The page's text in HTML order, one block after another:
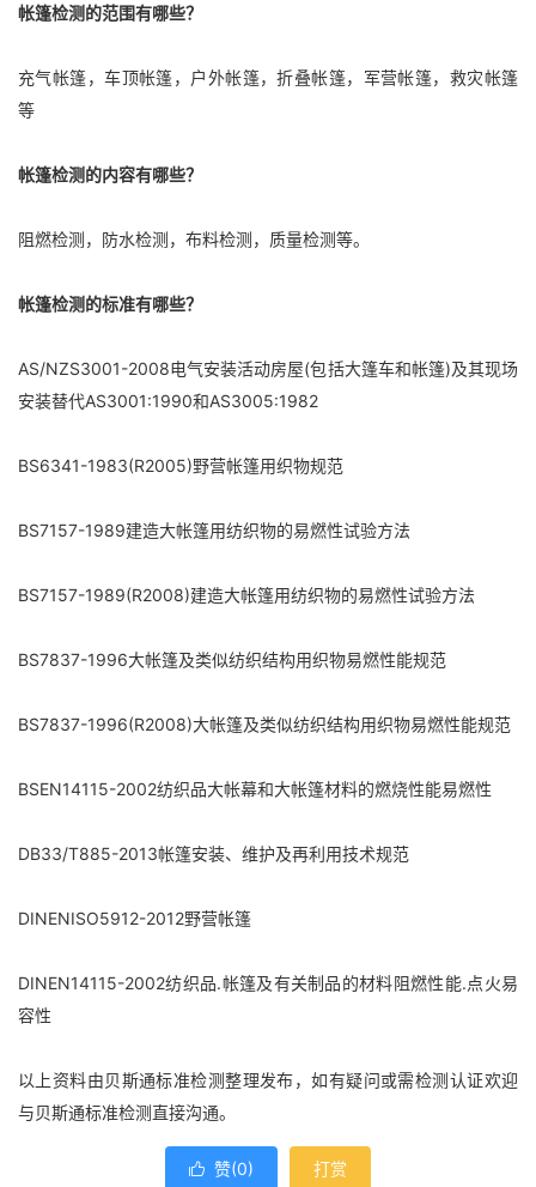
帐篷检测的范围有哪些？
充气帐篷，车顶帐篷，户外帐篷，折叠帐篷，军营帐篷，救灾帐篷
等
帐篷检测的内容有哪些？
阻燃检测，防水检测，布料检测，质量检测等。
帐篷检测的标准有哪些？
AS/NZS3001-2008电气安装活动房屋(包括大篷车和帐篷)及其现场
安装替代AS3001:1990和AS3005:1982
BS6341-1983(R2005)野营帐篷用织物规范
BS7157-1989建造大帐篷用纺织物的易燃性试验方法
BS7157-1989(R2008)建造大帐篷用纺织物的易燃性试验方法
BS7837-1996大帐篷及类似纺织结构用织物易燃性能规范
BS7837-1996(R2008)大帐篷及类似纺织结构用织物易燃性能规范
BSEN14115-2002纺织品大帐幕和大帐篷材料的燃烧性能易燃性
DB33/T885-2013帐篷安装、维护及再利用技术规范
DINENISO5912-2012野营帐篷
DINEN14115-2002纺织品.帐篷及有关制品的材料阻燃性能.点火易
容性
以上资料由贝斯通标准检测整理发布，如有疑问或需检测认证欢迎
与贝斯通标准检测直接沟通。
 赞(0) 打赏